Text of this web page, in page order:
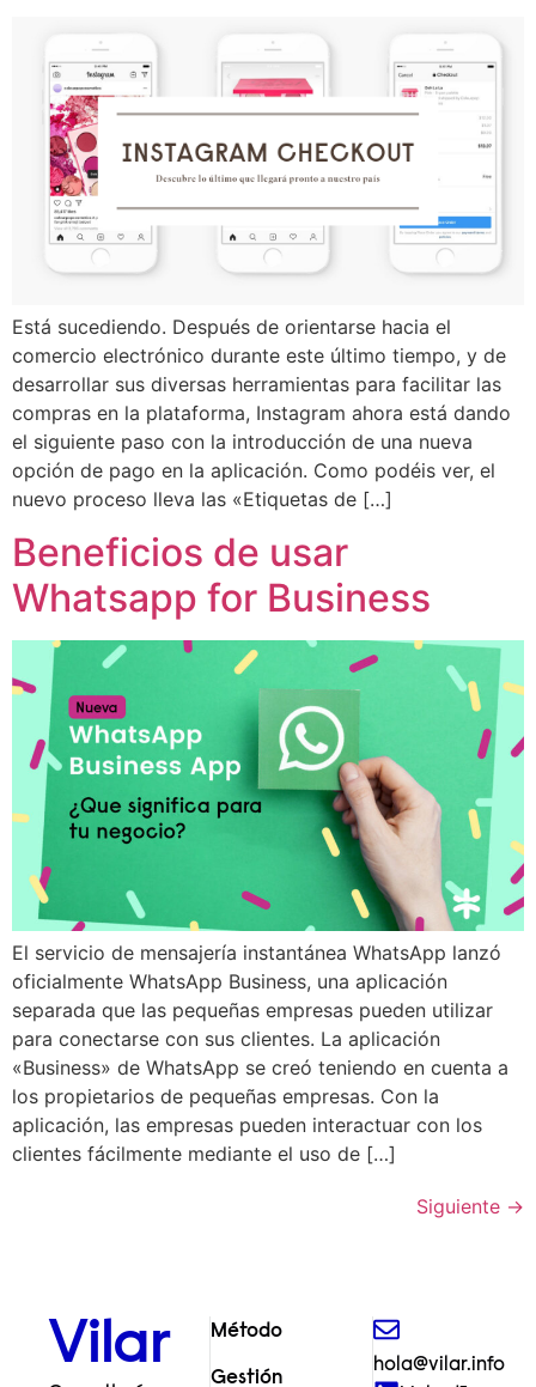
Está sucediendo. Después de orientarse hacia el
comercio electrónico durante este último tiempo, y de
desarrollar sus diversas herramientas para facilitar las
compras en la plataforma, Instagram ahora está dando
el siguiente paso con la introducción de una nueva
opción de pago en la aplicación. Como podéis ver, el
nuevo proceso lleva las «Etiquetas de […]
Beneficios de usar
Whatsapp for Business
El servicio de mensajería instantánea WhatsApp lanzó
oficialmente WhatsApp Business, una aplicación
separada que las pequeñas empresas pueden utilizar
para conectarse con sus clientes. La aplicación
«Business» de WhatsApp se creó teniendo en cuenta a
los propietarios de pequeñas empresas. Con la
aplicación, las empresas pueden interactuar con los
clientes fácilmente mediante el uso de […]
Siguiente →
Vilar Método
Gestión
hola@vilar.info